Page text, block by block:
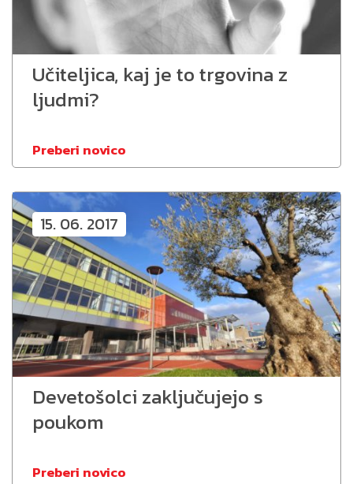
Učiteljica, kaj je to trgovina z
ljudmi?
Preberi novico
15. 06. 2017
Devetošolci zaključujejo s
poukom
Preberi novico